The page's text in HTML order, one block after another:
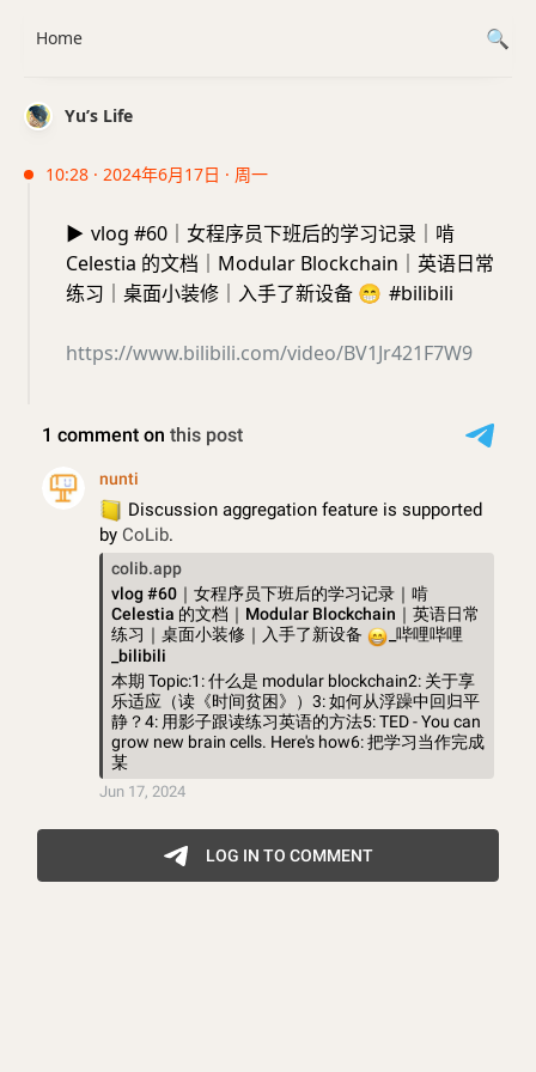
Yu’s Life
10:28 · 2024年6月17日 · 周一
▶️ vlog #60｜女程序员下班后的学习记录｜啃
Celestia 的文档｜Modular Blockchain｜英语日常
练习｜桌面小装修｜入手了新设备 😁 #bilibili
https://www.bilibili.com/video/BV1Jr421F7W9
Home